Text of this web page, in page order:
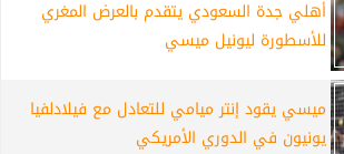
أهلي جدة السعودي يتقدم بالعرض المغري
للأسطورة ليونيل ميسي
ميسي يقود إنتر ميامي للتعادل مع فيلادلفيا
يونيون في الدوري الأمريكي